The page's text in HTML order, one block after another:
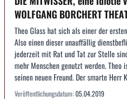
WOLFGANG BORCHERT
Theo Glass hat sich als einer der
Also einen dieser unauffällig
jederzeit mit Rat und Tat zur Stelle
mehr Menschen genutzt werden. Theo
seinen neuen Freund. Der smarte Herr
Veröffentlichungsdatum:05.04.2019